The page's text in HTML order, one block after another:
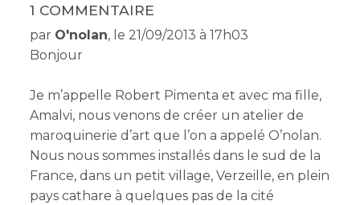
1 COMMENTAIRE
par O'nolan, le 21/09/2013 à 17h03
Bonjour
Je m’appelle Robert Pimenta et avec ma fille,
Amalvi, nous venons de créer un atelier de
maroquinerie d’art que l’on a appelé O’nolan.
Nous nous sommes installés dans le sud de la
France, dans un petit village, Verzeille, en plein
pays cathare à quelques pas de la cité